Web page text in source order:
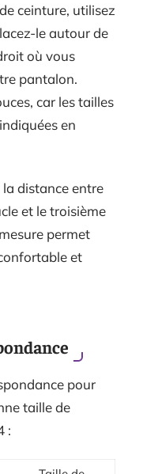
ceinture, utilisez
le autour de
où vous
pantalon.
car les tailles
en
distance entre
et le troisième
permet
et
pour
taille de
: